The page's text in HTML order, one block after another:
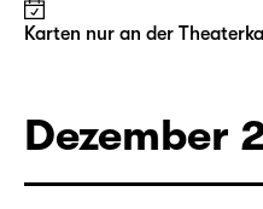
Karten nur an der
Dezember